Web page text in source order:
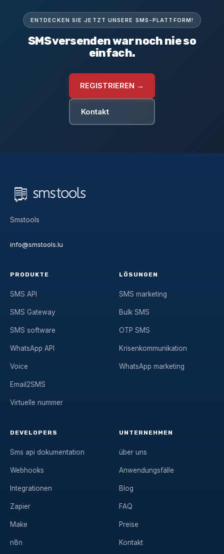
ENTDECKEN SIE JETZT UNSERE SMS-PLATTFORM!
SMS versenden war noch nie so
einfach.
REGISTRIEREN →
Kontakt
Smstools
info@smstools.lu
PRODUKTE
SMS API
SMS Gateway
SMS software
WhatsApp API
Voice
Email2SMS
Virtuelle nummer
LÖSUNGEN
SMS marketing
Bulk SMS
OTP SMS
Krisenkommunikation
WhatsApp marketing
DEVELOPERS
Sms api dokumentation
Webhooks
Integrationen
Zapier
Make
n8n
UNTERNEHMEN
über uns
Anwendungsfälle
Blog
FAQ
Preise
Kontakt